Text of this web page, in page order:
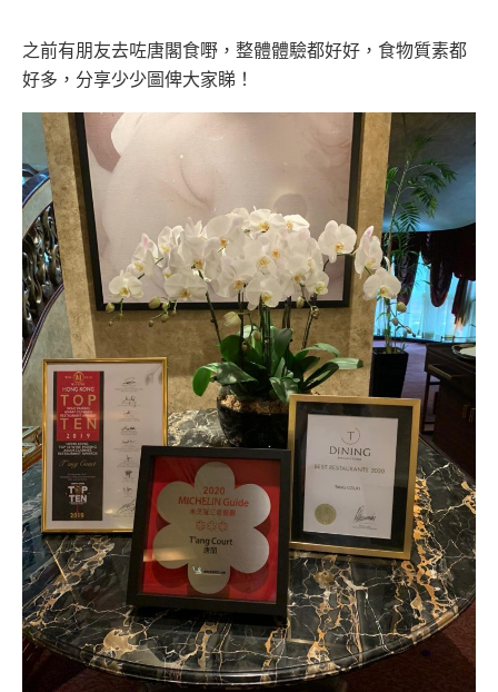
之前有朋友去咗唐閣食嘢，整體體驗都好好，食物質素都
好多，分享少少圖俾大家睇！